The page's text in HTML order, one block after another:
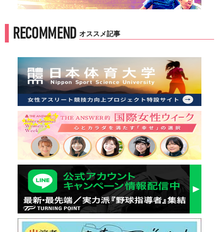
RECOMMEND オススメ記事